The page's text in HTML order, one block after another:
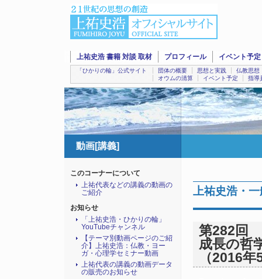
上祐史浩 書籍 対談 取材 プロフィール イベント予定
「ひかりの輪」公式サイト 団体の概要 思想と実践
仏教思想
オウムの清算
イベント予定 指導
動画[講義]
上祐史浩・
第282回
成長の哲
（2016
このコーナーについて
上祐代表などの講義の動画の
ご紹介
お知らせ
「上祐史浩・ひかりの輪」
YouTubeチャンネル
【テーマ別動画ページのご紹
介】上祐史浩：仏教・ヨー
ガ・心理学セミナー動画
上祐代表の講義の動画データ
の販売のお知らせ